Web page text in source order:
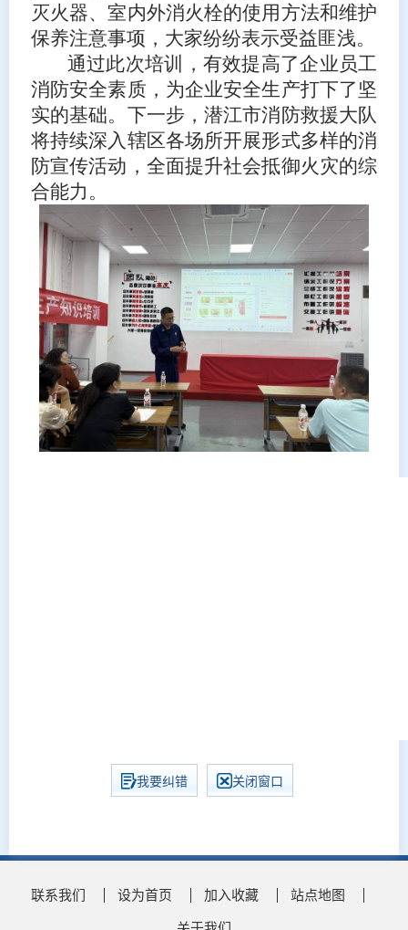
灭火器、室内外消火栓的使用方法和维护
保养注意事项，大家纷纷表示受益匪浅。
通过此次培训，有效提高了企业员工
消防安全素质，为企业安全生产打下了坚
实的基础。下一步，潜江市消防救援大队
将持续深入辖区各场所开展形式多样的消
防宣传活动，全面提升社会抵御火灾的综
合能力。
我要纠错 关闭窗口
联系我们 设为首页 加入收藏
站点地图